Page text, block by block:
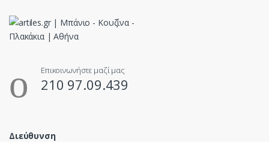
Επικοινωνήστε μαζί μας
210 97.09.439
Διεύθυνση